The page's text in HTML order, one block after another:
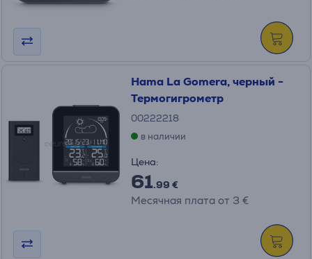
Hama La Gomera, черный -
Термогигрометр
00222218
в наличии
Цена:
61.99 €
Месячная плата от 3 €